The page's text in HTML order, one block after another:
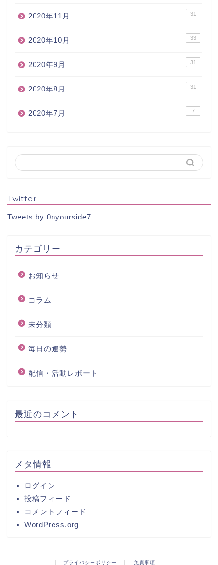
2020年11月 31
2020年10月 33
2020年9月 31
2020年8月 31
2020年7月 7
Twitter
Tweets by 0nyourside7
カテゴリー
お知らせ
コラム
未分類
毎日の運勢
配信・活動レポート
最近のコメント
メタ情報
ログイン
投稿フィード
コメントフィード
WordPress.org
プライバシーポリシー 免責事項